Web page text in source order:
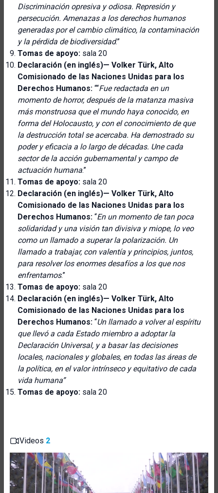
Discriminación opresiva y odiosa. Represión y
persecución. Amenazas a los derechos humanos
generadas por el cambio climático, la contaminación
y la pérdida de biodiversidad.”
Tomas de apoyo: sala 20
Declaración (en inglés)— Volker Türk, Alto
Comisionado de las Naciones Unidas para los
Derechos Humanos: ““Fue redactada en un
momento de horror, después de la matanza masiva
más monstruosa que el mundo haya conocido, en
forma del Holocausto, y con el conocimiento de que
la destrucción total se acercaba. Ha demostrado su
poder y eficacia a lo largo de décadas. Une cada
sector de la acción gubernamental y campo de
actuación humana.”
Tomas de apoyo: sala 20
Declaración (en inglés)— Volker Türk, Alto
Comisionado de las Naciones Unidas para los
Derechos Humanos: “En un momento de tan poca
solidaridad y una visión tan divisiva y miope, lo veo
como un llamado a superar la polarización. Un
llamado a trabajar, con valentía y principios, juntos,
para resolver los enormes desafíos a los que nos
enfrentamos.”
Tomas de apoyo: sala 20
Declaración (en inglés)— Volker Türk, Alto
Comisionado de las Naciones Unidas para los
Derechos Humanos: “Un llamado a volver al espíritu
que llevó a cada Estado miembro a adoptar la
Declaración Universal, y a basar las decisiones
locales, nacionales y globales, en todas las áreas de
la política, en el valor intrínseco y equitativo de cada
vida humana”
Tomas de apoyo: sala 20
Videos 2